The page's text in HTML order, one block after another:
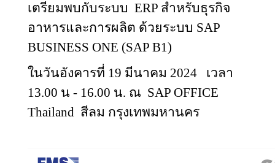
เตรียมพบกับระบบ ERP สำหรับธุรกิจ
อาหารและการผลิต ด้วยระบบ SAP
BUSINESS ONE (SAP B1)
ในวันอังคารที่ 19 มีนาคม 2024 เวลา
13.00 น - 16.00 น. ณ SAP OFFICE
Thailand สีลม กรุงเทพมหานคร